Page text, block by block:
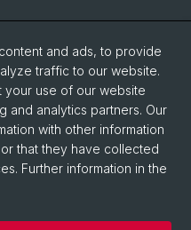
and ads, to provide
traffic to our website.
your use of our website
and analytics partners. Our
with other information
that they have collected
Further information in the